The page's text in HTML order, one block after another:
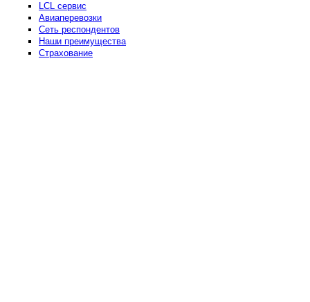
LCL сервис
Авиаперевозки
Сеть респондентов
Наши преимущества
Страхование